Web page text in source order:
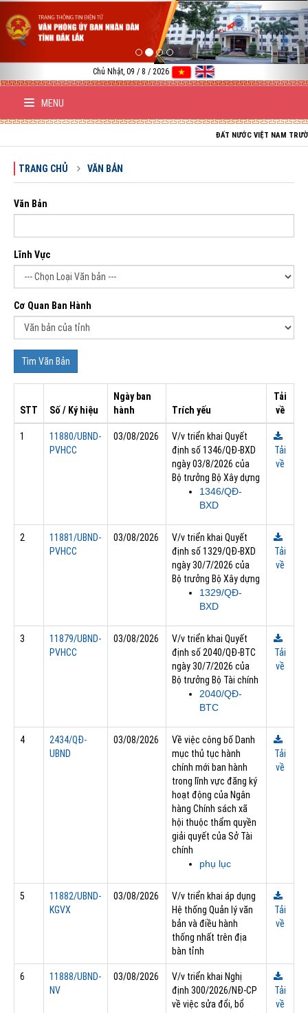
Chủ Nhật, 09 / 8 / 2026
MENU
ĐẤT NƯỚC VIỆT NAM TRƯỜNG
TRANG CHỦ VĂN BẢN
Văn Bản
Lĩnh Vực
Cơ Quan Ban Hành
STT Số / Ký hiệu
Ngày ban
hành
Trích yếu
Tải
về
1
11880/UBND-
PVHCC
03/08/2026
V/v triển khai Quyết
định số 1346/QĐ-BXD
ngày 03/8/2026 của
Bộ trưởng Bộ Xây dựng
1346/QĐ-
BXD
Tải
về
2
11881/UBND-
PVHCC
03/08/2026
V/v triển khai Quyết
định số 1329/QĐ-BXD
ngày 30/7/2026 của
Bộ trưởng Bộ Xây dựng
1329/QĐ-
BXD
Tải
về
3
11879/UBND-
PVHCC
03/08/2026
V/v triển khai Quyết
định số 2040/QĐ-BTC
ngày 30/7/2026 của
Bộ trưởng Bộ Tài chính
2040/QĐ-
BTC
Tải
về
4
2434/QĐ-
UBND
03/08/2026
Về việc công bố Danh
mục thủ tục hành
chính mới ban hành
trong lĩnh vực đăng ký
hoạt động của Ngân
hàng Chính sách xã
hội thuộc thẩm quyền
giải quyết của Sở Tài
chính
phụ lục
Tải
về
5
11882/UBND-
KGVX
03/08/2026
V/v triển khai áp dụng
Hệ thống Quản lý văn
bản và điều hành
thống nhất trên địa
bàn tỉnh
Tải
về
6
11888/UBND-
NV
03/08/2026
V/v triển khai Nghị
định 300/2026/NĐ-CP
về việc sửa đổi, bổ
Tải
về